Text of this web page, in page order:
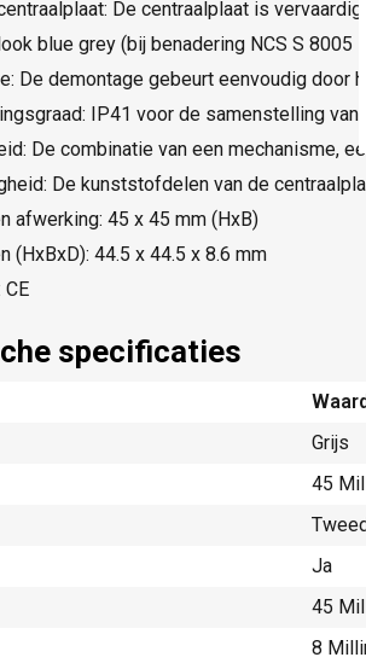
De centraalplaat is
blue grey (bij benadering NCS S 8005
De demontage gebeurt eenvoudig door
IP41 voor de samenstelling
De combinatie van een mechanisme,
De kunststofdelen van de
afwerking: 45 x 45 mm (HxB)
(HxBxD): 44.5 x 44.5 x 8.6 mm
CE
specificaties
Grijs
45
Ja
45
8